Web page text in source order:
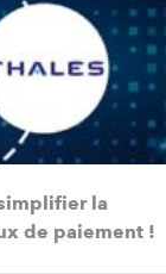
la
de paiement !